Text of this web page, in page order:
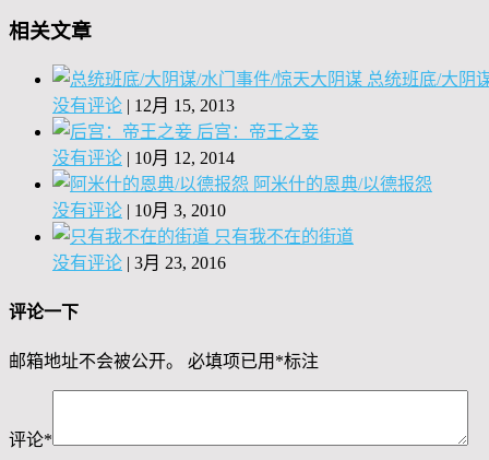
相关文章
总统班底/大阴
没有评论 | 12月 15, 2013
后宫：帝王之妾
没有评论 | 10月 12, 2014
阿米什的恩典/以德报怨
没有评论 | 10月 3, 2010
只有我不在的街道
没有评论 | 3月 23, 2016
评论一下
邮箱地址不会被公开。 必填项已用 *标注
评论*